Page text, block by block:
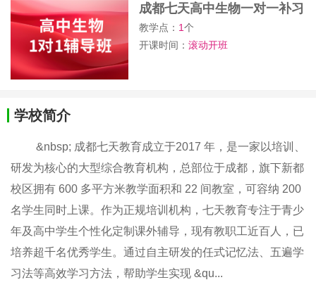
成都七天高中生物一对一补习
班
教学点： 1个
开课时间：滚动开班
学校简介
&nbsp; 成都七天教育成立于2017 年，是一家以培训、
研发为核心的大型综合教育机构，总部位于成都，旗下新都
校区拥有 600 多平方米教学面积和 22 间教室，可容纳 200
名学生同时上课。作为正规培训机构，七天教育专注于青少
年及高中学生个性化定制课外辅导，现有教职工近百人，已
培养超千名优秀学生。通过自主研发的任式记忆法、五遍学
习法等高效学习方法，帮助学生实现 &qu...